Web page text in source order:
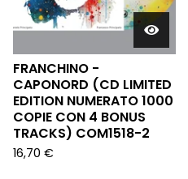
FRANCHINO -
CAPONORD (CD LIMITED
EDITION NUMERATO 1000
COPIE CON 4 BONUS
TRACKS) COM1518-2
16,70 €